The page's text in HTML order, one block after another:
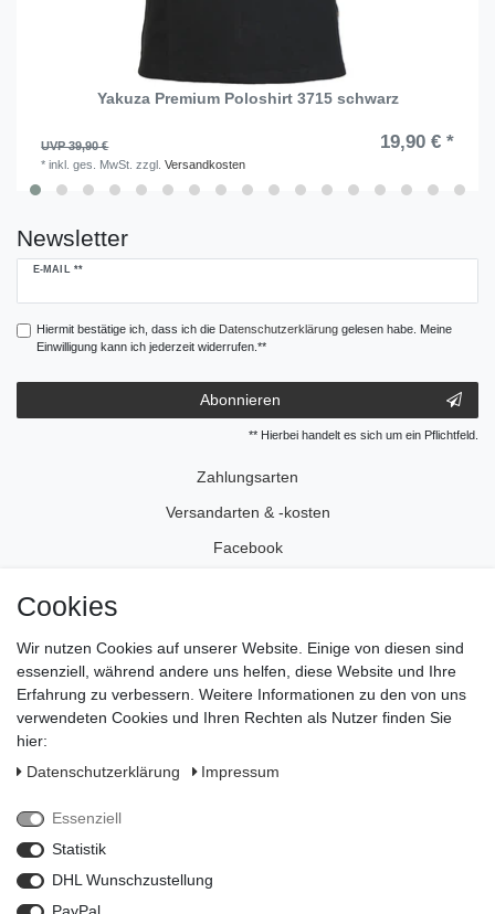
Yakuza Premium Poloshirt 3715 schwarz
UVP 39,90 € 19,90 € *
*inkl. ges. MwSt. zzgl.Versandkosten
Newsletter
E-MAIL **
Newsletter
Hiermit bestätige ich, dass ich die Daten­schutz­erklärunggelesen habe. Meine
Einwilligung kann ich jederzeit widerrufen.**
Abonnieren
** Hierbei handelt es sich um ein Pflichtfeld.
Zahlungsarten
Versandarten & -kosten
Facebook
Impressum
Daten­schutz­erklärung
AGB
Zahlungsarten
Cookies
Wir nutzen Cookies auf unserer Website. Einige von diesen sind
essenziell, während andere uns helfen, diese Website und Ihre
Erfahrung zu verbessern. Weitere Informationen zu den von uns
verwendeten Cookies und Ihren Rechten als Nutzer finden Sie
hier:
Daten­schutz­erklärung
Impressum
Essenziell
Statistik
DHL Wunschzustellung